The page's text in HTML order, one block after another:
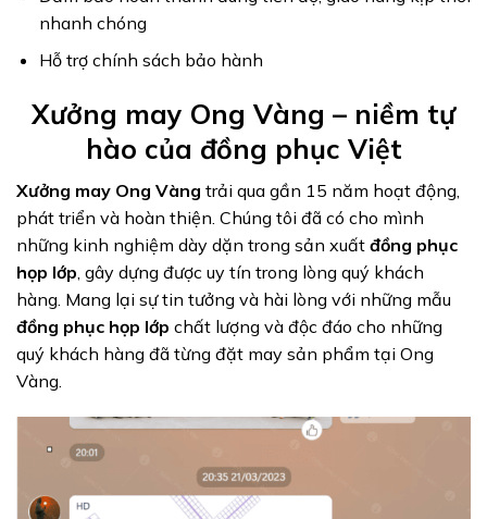
nhanh chóng
Hỗ trợ chính sách bảo hành
Xưởng may Ong Vàng – niềm tự
hào của đồng phục Việt
Xưởng may Ong Vàng trải qua gần 15 năm hoạt động,
phát triển và hoàn thiện. Chúng tôi đã có cho mình
những kinh nghiệm dày dặn trong sản xuất đồng phục
họp lớp , gây dựng được uy tín trong lòng quý khách
hàng. Mang lại sự tin tưởng và hài lòng với những mẫu
đồng phục họp lớp chất lượng và độc đáo cho những
quý khách hàng đã từng đặt may sản phẩm tại Ong
Vàng.